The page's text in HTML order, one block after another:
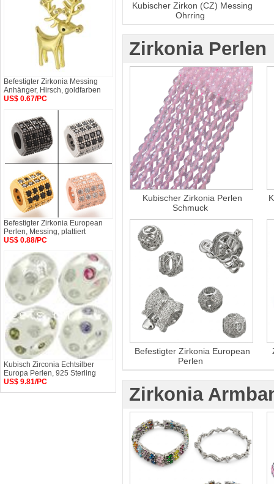
Kubischer Zirkon (CZ) Messing
Ohrring
Zirkonia Perlen
Kubischer Zirkonia Perlen
Schmuck
Befestigter Zirkonia European
Perlen
Zirkonia
Befestigter Zirkonia Messing
Anhänger, Hirsch, goldfarben
US$ 0.67/PC
Befestigter Zirkonia European
Perlen, Messing, plattiert
US$ 0.88/PC
Kubisch Zirconia Echtsilber
Europa Perlen, 925 Sterling
US$ 9.81/PC